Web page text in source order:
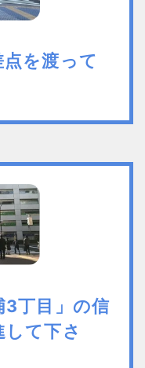
点を渡って
3丁目」の信
て下さ